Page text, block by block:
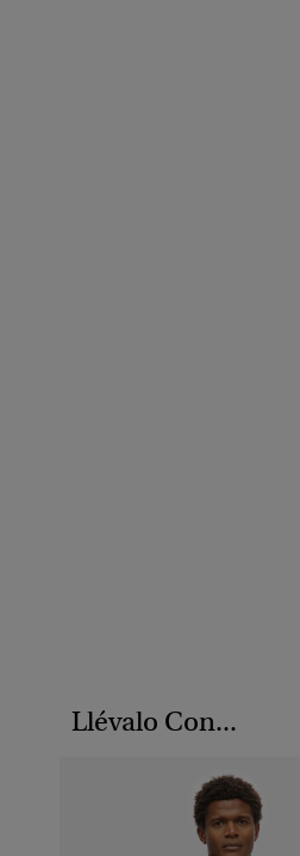
Llévalo Con...